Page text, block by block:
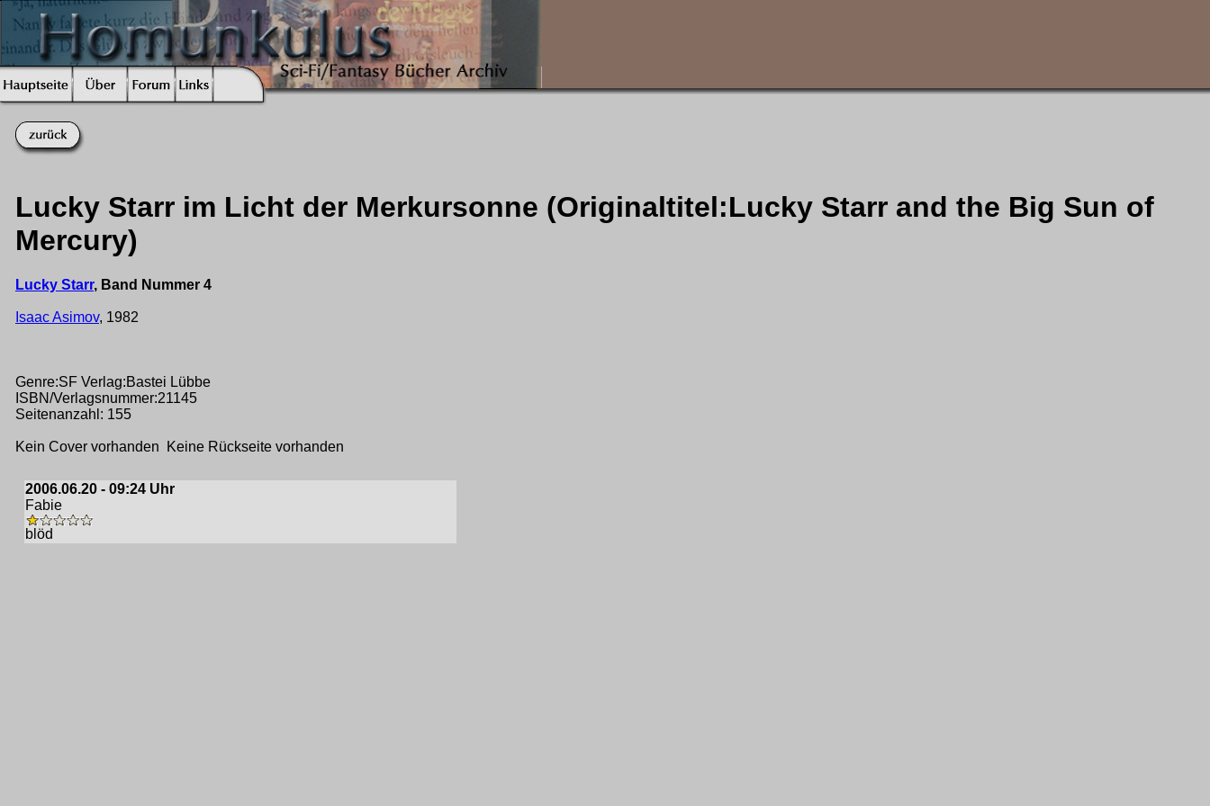
Lucky Starr im Licht der Merkursonne (Originaltitel:Lucky Starr and the Big Sun of
Mercury)
Lucky Starr, Band Nummer 4
Isaac Asimov, 1982
Genre:SF Verlag:Bastei Lübbe
ISBN/Verlagsnummer:21145
Seitenanzahl: 155
Kein Cover vorhanden Keine Rückseite vorhanden
2006.06.20 - 09:24 Uhr
Fabie
blöd